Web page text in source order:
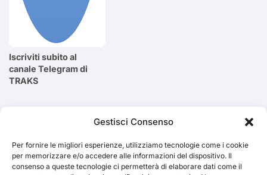
Gestisci Consenso
Per fornire le migliori esperienze, utilizziamo tecnologie come i cookie
per memorizzare e/o accedere alle informazioni del dispositivo. Il
consenso a queste tecnologie ci permetterà di elaborare dati come il
Iscriviti subito al
canale Telegram di
TRAKS
Cerca